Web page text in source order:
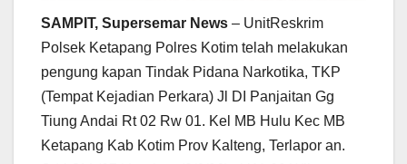
SAMPIT, Supersemar News – UnitReskrim
Polsek Ketapang Polres Kotim telah melakukan
pengung kapan Tindak Pidana Narkotika, TKP
(Tempat Kejadian Perkara) Jl DI Panjaitan Gg
Tiung Andai Rt 02 Rw 01. Kel MB Hulu Kec MB
Ketapang Kab Kotim Prov Kalteng, Terlapor an.